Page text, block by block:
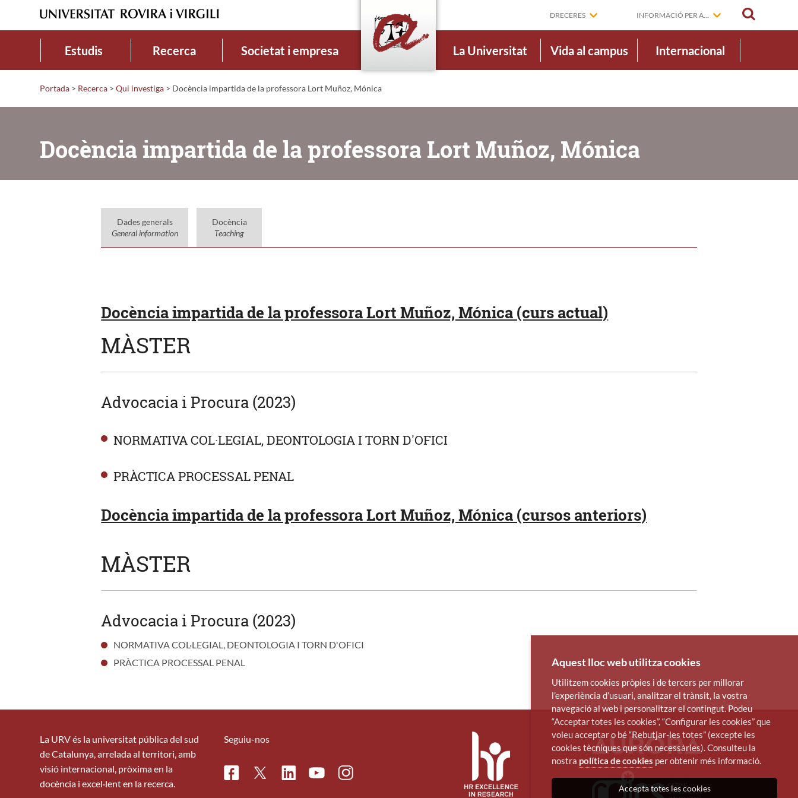
DRECERES INFORMACIÓ PER A...
Estudis Recerca Societat i empresa La Universitat Vida al campus Internacional
Portada > Recerca > Qui investiga > Docència impartida de la professora Lort Muñoz, Mónica
Docència impartida de la professora Lort Muñoz, Mónica
Dades generals
General information
Docència
Teaching
Docència impartida de la professora Lort Muñoz, Mónica (curs actual)
MÀSTER
Advocacia i Procura (2023)
NORMATIVA COL·LEGIAL, DEONTOLOGIA I TORN D'OFICI
PRÀCTICA PROCESSAL PENAL
Docència impartida de la professora Lort Muñoz, Mónica (cursos anteriors)
MÀSTER
Advocacia i Procura (2023)
NORMATIVA COL·LEGIAL, DEONTOLOGIA I TORN D'OFICI
PRÀCTICA PROCESSAL PENAL
La URV és la universitat pública del sud
de Catalunya, arrelada al territori, amb
visió internacional, pròxima en la
docència i excel·lent en la recerca.
Seguiu-nos
FacebookTwitterLinkedinYoutubeInstagram
Aquest lloc web utilitza cookies
Utilitzem cookies pròpies i de tercers per millorar
l’experiència d’usuari, analitzar el trànsit, la vostra
navegació al web i personalitzar el contingut. Podeu
“Acceptar totes les cookies”, “Configurar les cookies” que
voleu acceptar o bé “Rebutjar-les totes” (excepte les
cookies tècniques que són necessàries). Consulteu la
nostra política de cookies per obtenir més informació.
Accepta totes les cookies